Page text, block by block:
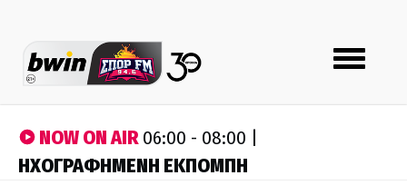
Toggle
navigation
NOW ON AIR06:00 - 08:00 |
ΗΧΟΓΡΑΦΗΜΕΝΗ ΕΚΠΟΜΠΗ